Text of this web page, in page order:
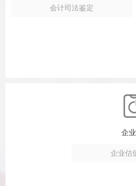
会计司法鉴定
企
企业估